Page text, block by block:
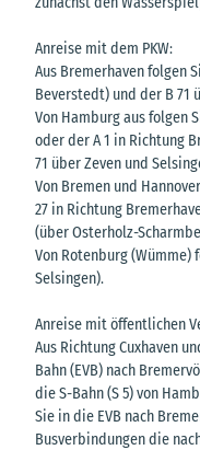
Anreise mit dem PKW:
Aus Bremerhaven folgen
Beverstedt) und der B 71
Von Hamburg aus folgen
oder der A 1 in Richtung
71 über Zeven und
Von Bremen und
27 in Richtung
(über Osterholz-
Von Rotenburg (Wümme)
Selsingen).
Anreise mit öffentlichen
Aus Richtung Cuxhaven
Bahn (EVB) nach
die S-Bahn (S 5) von
Sie in die EVB nach
Busverbindungen die